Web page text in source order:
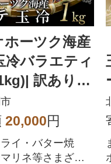
ホーツク海産
冷バラエティ
訳あり
揃い ★
20,000円
イ・バター焼
リネ等さまざま